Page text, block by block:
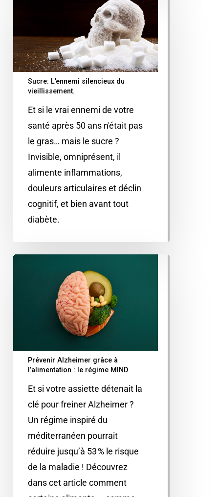
Sucre: L’ennemi silencieux du
vieillissement.
Et si le vrai ennemi de votre
santé après 50 ans n'était pas
le gras… mais le sucre ?
Invisible, omniprésent, il
alimente inflammations,
douleurs articulaires et déclin
cognitif, et bien avant tout
diabète.
Prévenir Alzheimer grâce à
l’alimentation : le régime MIND
Et si votre assiette détenait la
clé pour freiner Alzheimer ?
Un régime inspiré du
méditerranéen pourrait
réduire jusqu’à 53 % le risque
de la maladie ! Découvrez
dans cet article comment